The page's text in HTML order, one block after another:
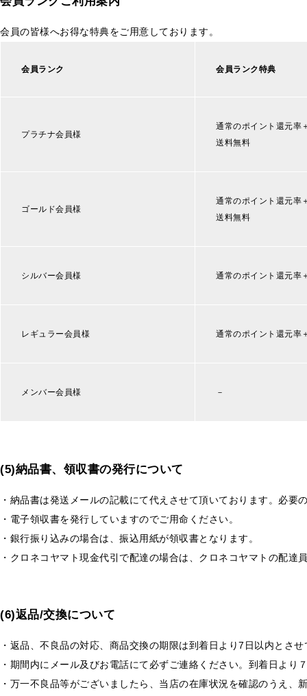
会員の皆様へお得な特典をご用意しております。
会員ランク 会員ランク特典
プラチナ会員様
通常のポイント還元率
送料無料
ゴールド会員様
通常のポイント還元率
送料無料
シルバー会員様 通常のポイント還元率
レギュラー会員様 通常のポイント還元率
メンバー会員様 －
(5)納品書、領収書の発行について
・納品書は発送メールの記載にて代えさせて頂いております。必要
・電子領収書を発行していますのでご用命ください。
・銀行振り込みの場合は、振込用紙が領収書となります。
・クロネコヤマト現金代引で配達の場合は、クロネコヤマトの配
(6)返品/交換について
・返品、不良品の対応、商品交換の期限は到着日より7日以内とさ
・期間内にメール及びお電話にて必ずご連絡ください。到着日より
・万一不良品等がございましたら、当店の在庫状況を確認のうえ、